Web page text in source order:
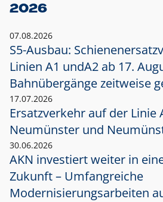
2026
07.08.2026
S5-Ausbau:
Linien A1 undA2 ab 17.
Bahnübergänge zeitweise
17.07.2026
Ersatzverkehr auf der Linie
Neumünster und
30.06.2026
AKN investiert weiter in
Zukunft – Umfangreiche
Modernisierungsarbeiten